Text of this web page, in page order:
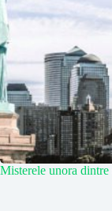
Misterele unora